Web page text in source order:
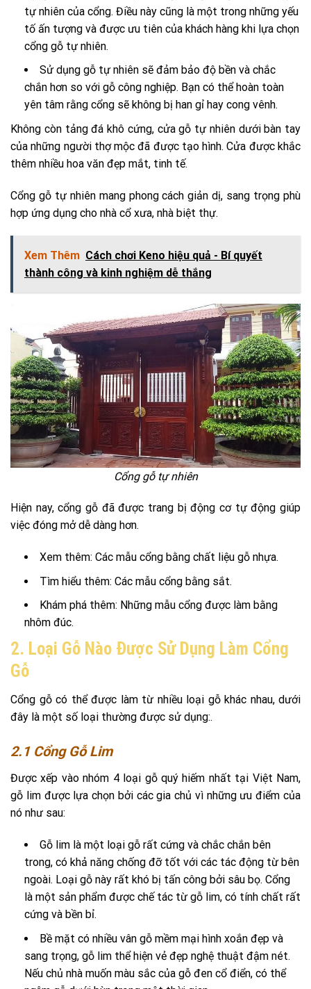
tự nhiên của cổng. Điều này cũng là một trong những yếu
tố ấn tượng và được ưu tiên của khách hàng khi lựa chọn
cổng gỗ tự nhiên.
Sử dụng gỗ tự nhiên sẽ đảm bảo độ bền và chắc
chắn hơn so với gỗ công nghiệp. Bạn có thể hoàn toàn
yên tâm rằng cổng sẽ không bị han gỉ hay cong vênh.
Không còn tảng đá khô cứng, cửa gỗ tự nhiên dưới bàn tay
của những người thợ mộc đã được tạo hình. Cửa được khắc
thêm nhiều hoa văn đẹp mắt, tinh tế.
Cổng gỗ tự nhiên mang phong cách giản dị, sang trọng phù
hợp ứng dụng cho nhà cổ xưa, nhà biệt thự.
Xem Thêm Cách chơi Keno hiệu quả - Bí quyết
thành công và kinh nghiệm dễ thắng
Cổng gỗ tự nhiên
Hiện nay, cổng gỗ đã được trang bị động cơ tự động giúp
việc đóng mở dễ dàng hơn.
Xem thêm: Các mẫu cổng bằng chất liệu gỗ nhựa.
Tìm hiểu thêm: Các mẫu cổng bằng sắt.
Khám phá thêm: Những mẫu cổng được làm bằng
nhôm đúc.
2. Loại Gỗ Nào Được Sử Dụng Làm Cổng
Gỗ
Cổng gỗ có thể được làm từ nhiều loại gỗ khác nhau, dưới
đây là một số loại thường được sử dụng:.
2.1 Cổng Gỗ Lim
Được xếp vào nhóm 4 loại gỗ quý hiếm nhất tại Việt Nam,
gỗ lim được lựa chọn bởi các gia chủ vì những ưu điểm của
nó như sau:
Gỗ lim là một loại gỗ rất cứng và chắc chắn bên
trong, có khả năng chống đỡ tốt với các tác động từ bên
ngoài. Loại gỗ này rất khó bị tấn công bởi sâu bọ. Cổng
là một sản phẩm được chế tác từ gỗ lim, có tính chất rất
cứng và bền bỉ.
Bề mặt có nhiều vân gỗ mềm mại hình xoắn đẹp và
sang trọng, gỗ lim thể hiện vẻ đẹp nghệ thuật đậm nét.
Nếu chủ nhà muốn màu sắc của gỗ đen cổ điển, có thể